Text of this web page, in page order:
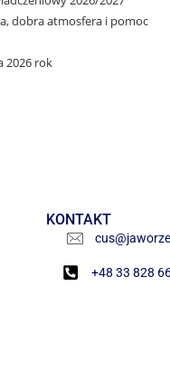
dobra atmosfera i pomoc
2026 rok
KONTAKT
+48 33 828